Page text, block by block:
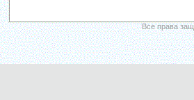
Все права